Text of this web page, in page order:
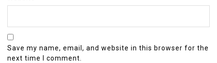
Save my name, email, and website in this browser for the
next time I comment.